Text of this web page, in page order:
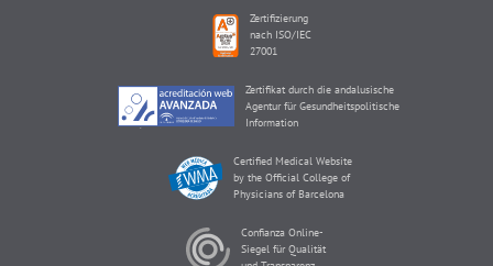
Zertifizierung
nach ISO/IEC
27001
Zertifikat durch die andalusische
Agentur für Gesundheitspolitische
Information
Certified Medical Website
by the Official College of
Physicians of Barcelona
Confianza Online-
Siegel für Qualität